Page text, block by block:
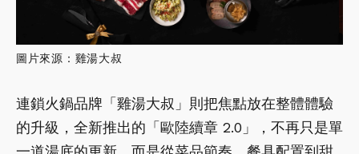
圖片來源：雞湯大叔
連鎖火鍋品牌「雞湯大叔」則把焦點放在整體體驗
的升級，全新推出的「歐陸續章 2.0」，不再只是單